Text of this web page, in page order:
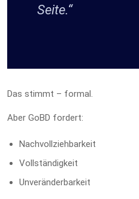
Seite.“
Das stimmt – formal.
Aber GoBD fordert:
Nachvollziehbarkeit
Vollständigkeit
Unveränderbarkeit